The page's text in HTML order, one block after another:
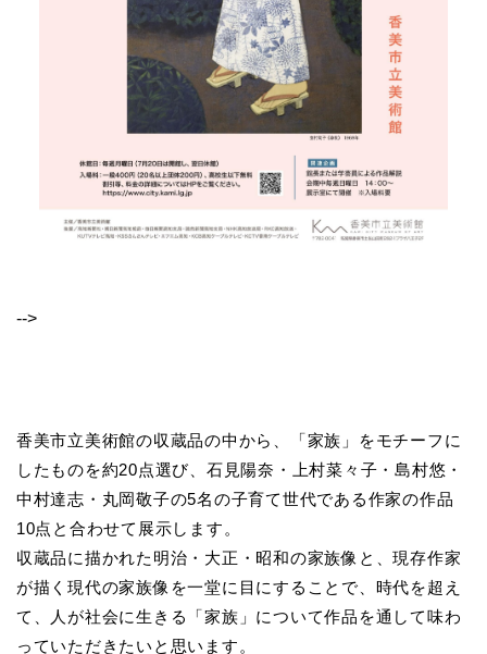
-->
香美市立美術館の収蔵品の中から、「家族」をモチーフに
したものを約20点選び、石見陽奈・上村菜々子・島村悠・
中村達志・丸岡敬子の5名の子育て世代である作家の作品
10点と合わせて展示します。
収蔵品に描かれた明治・大正・昭和の家族像と、現存作家
が描く現代の家族像を一堂に目にすることで、時代を超え
て、人が社会に生きる「家族」について作品を通して味わ
っていただきたいと思います。